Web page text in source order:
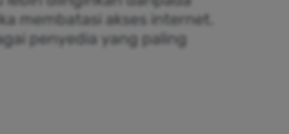
membatasi akses internet.
penyedia yang paling